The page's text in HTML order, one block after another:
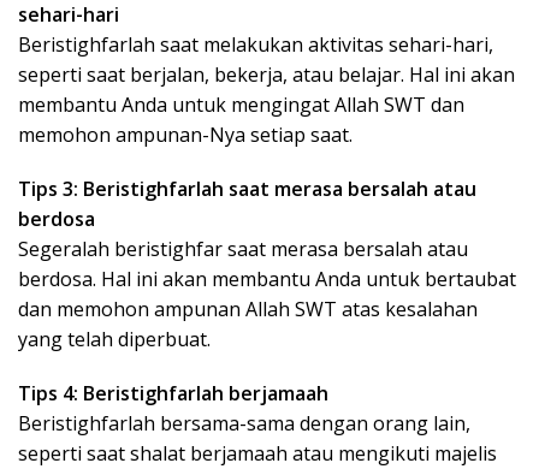
sehari-hari
Beristighfarlah saat melakukan aktivitas sehari-hari,
seperti saat berjalan, bekerja, atau belajar. Hal ini akan
membantu Anda untuk mengingat Allah SWT dan
memohon ampunan-Nya setiap saat.
Tips 3: Beristighfarlah saat merasa bersalah atau
berdosa
Segeralah beristighfar saat merasa bersalah atau
berdosa. Hal ini akan membantu Anda untuk bertaubat
dan memohon ampunan Allah SWT atas kesalahan
yang telah diperbuat.
Tips 4: Beristighfarlah berjamaah
Beristighfarlah bersama-sama dengan orang lain,
seperti saat shalat berjamaah atau mengikuti majelis